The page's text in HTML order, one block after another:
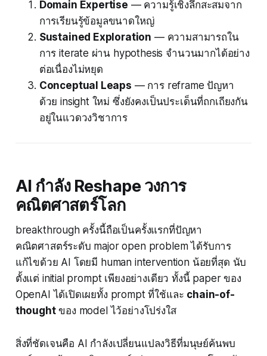
Domain Expertise — ความรู้เชิงลึกสะสมจาก
การเรียนรู้ข้อมูลขนาดใหญ่
Sustained Exploration — ความสามารถใน
การ iterate ผ่าน hypothesis จำนวนมากได้อย่าง
ต่อเนื่องไม่หยุด
Conceptual Leaps — การ reframe ปัญหา
ด้วย insight ใหม่ ซึ่งยังคงเป็นประเด็นที่ถกเถียงกัน
อยู่ในแวดวงวิชาการ
AI กำลัง Reshape วงการ
คณิตศาสตร์โลก
breakthrough ครั้งนี้ถือเป็นครั้งแรกที่ปัญหา
คณิตศาสตร์ระดับ major open problem ได้รับการ
แก้ไขด้วย AI โดยมี human intervention น้อยที่สุด นับ
ตั้งแต่ initial prompt เพียงอย่างเดียว ทั้งนี้ paper ของ
OpenAI ได้เปิดเผยทั้ง prompt ที่ใช้และ chain-of-
thoughtของ model ไว้อย่างโปร่งใส
สิ่งที่ชัดเจนคือ AI กำลังเปลี่ยนแปลงวิธีที่มนุษย์ค้นพบ